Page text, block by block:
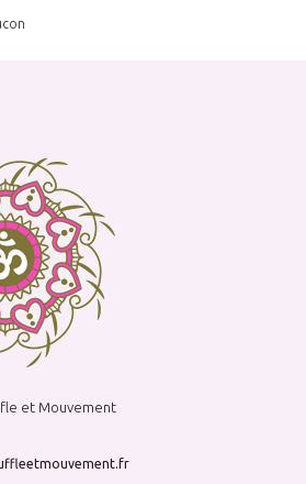
et Mouvement